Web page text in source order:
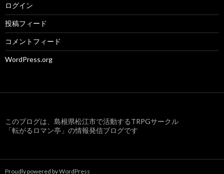
ログイン
投稿フィード
コメントフィード
WordPress.org
このブログは、島根県松江市で活動するTRPGサークル
「転がるロマン亭」の情報発信ブログです
Proudly powered by WordPress